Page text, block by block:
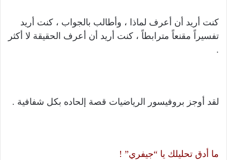
كنت أريد أن أعرف لماذا ، وأطالب بالجواب ، كنت أريد
تفسيراً مقنعاً مترابطاً ، كنت أريد أن أعرف الحقيقة لا أكثر
.
لقد أوجز بروفيسور الرياضيات قصة إلحاده بكل شفافية .
ما أدق تحليلك يا “جيفري” !